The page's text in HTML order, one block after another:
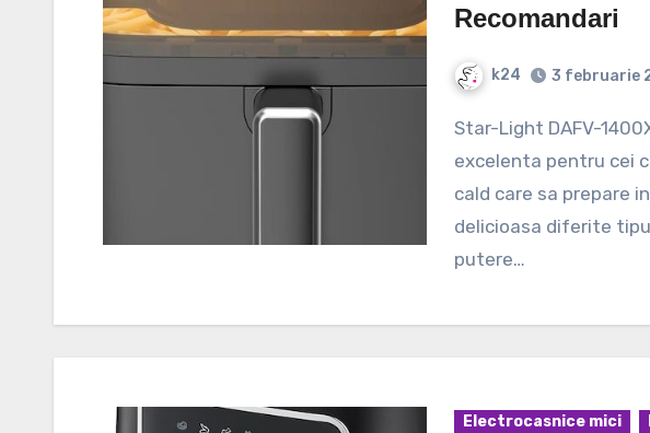
Recomandari
k24 3 februarie
Star-Light DAFV-1400X6 poate fi o alegere
excelenta pentru cei
cald care sa prepare
delicioasa diferite
putere…
Electrocasnice mici